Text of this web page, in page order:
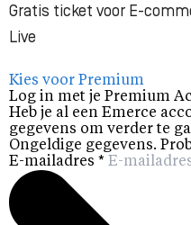
Gratis ticket voor E-
Live
Kies voor Premium
Log in met je Premium
Heb je al een Emerce
gegevens om verder te
Ongeldige gegevens.
E-mailadres *